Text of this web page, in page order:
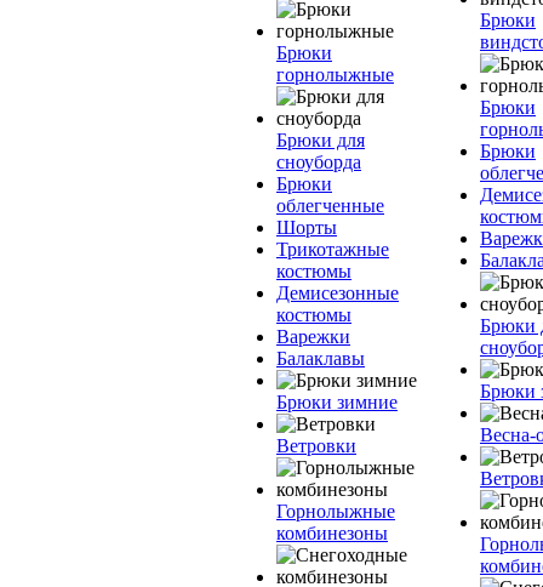
Брюки
горнолыжные
Брюки для
сноуборда
Брюки
облегченные
Шорты
Трикотажные
костюмы
Демисезонные
костюмы
Варежки
Балаклавы
Брюки зимние
Ветровки
Горнолыжные
комбинезоны
Брюки
Брюки
Брюки
Брюки
Брюки
Весна-